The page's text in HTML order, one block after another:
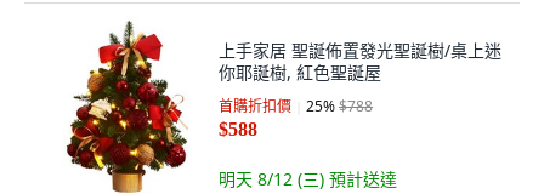
上手家居 聖誕佈置發光聖誕樹/桌上迷
你耶誕樹, 紅色聖誕屋
首購折扣價 25%$788
$588
明天 8/12 (三) 預計送達